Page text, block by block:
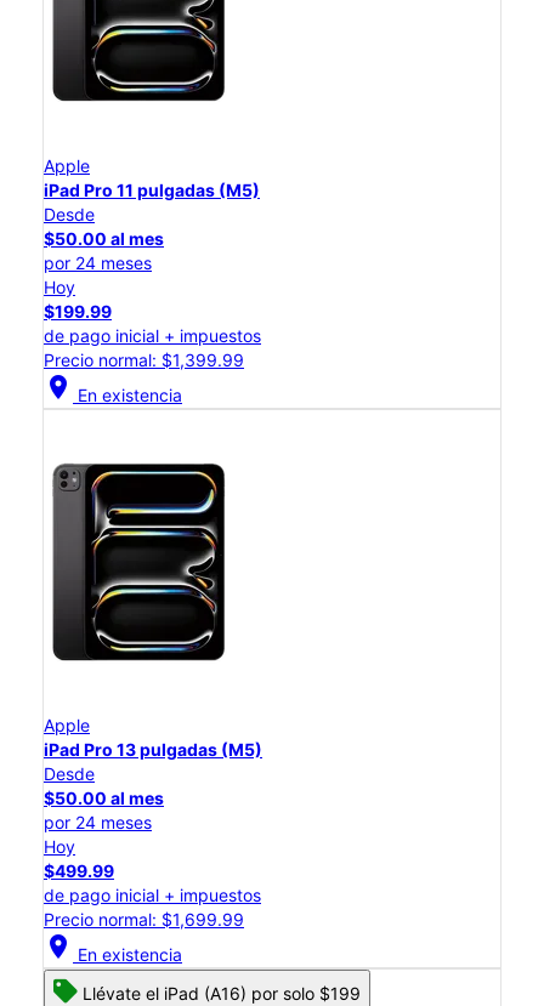
Apple
iPad Pro 11 pulgadas (M5)
Desde
$50.00 al mes
por 24 meses
Hoy
$199.99
de pago inicial + impuestos
Precio normal: $1,399.99
location_on En existencia
Apple
iPad Pro 13 pulgadas (M5)
Desde
$50.00 al mes
por 24 meses
Hoy
$499.99
de pago inicial + impuestos
Precio normal: $1,699.99
location_on En existencia
Llévate el iPad (A16) por solo $199